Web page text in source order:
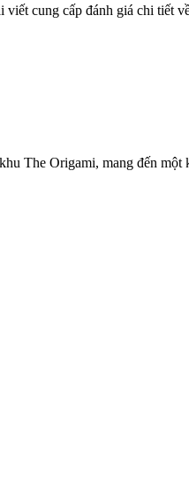
cung cấp đánh giá chi tiết
The Origami, mang đến